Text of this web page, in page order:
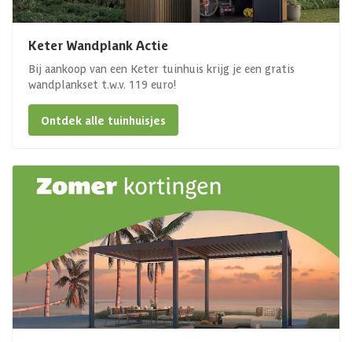
Keter Wandplank Actie
Bij aankoop van een Keter tuinhuis krijg je een gratis
wandplankset t.w.v. 119 euro!
Ontdek alle tuinhuisjes